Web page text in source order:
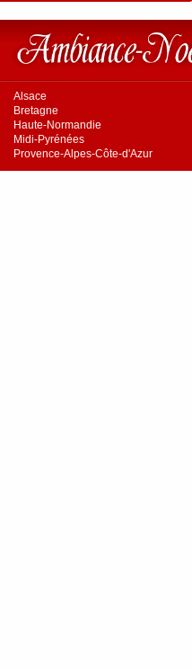
Alsace
Bretagne
Haute-Normandie
Midi-Pyrénées
Provence-Alpes-Côte-d'Azur